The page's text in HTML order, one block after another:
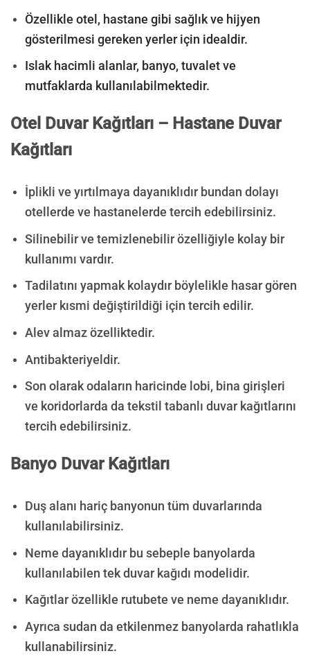
Özellikle otel, hastane gibi sağlık ve hijyen
gösterilmesi gereken yerler için idealdir.
Islak hacimli alanlar, banyo, tuvalet ve
mutfaklarda kullanılabilmektedir.
Otel Duvar Kağıtları – Hastane Duvar
Kağıtları
İplikli ve yırtılmaya dayanıklıdır bundan dolayı
otellerde ve hastanelerde tercih edebilirsiniz.
Silinebilir ve temizlenebilir özelliğiyle kolay bir
kullanımı vardır.
Tadilatını yapmak kolaydır böylelikle hasar gören
yerler kısmi değiştirildiği için tercih edilir.
Alev almaz özelliktedir.
Antibakteriyeldir.
Son olarak odaların haricinde lobi, bina girişleri
ve koridorlarda da tekstil tabanlı duvar kağıtlarını
tercih edebilirsiniz.
Banyo Duvar Kağıtları
Duş alanı hariç banyonun tüm duvarlarında
kullanılabilirsiniz.
Neme dayanıklıdır bu sebeple banyolarda
kullanılabilen tek duvar kağıdı modelidir.
Kağıtlar özellikle rutubete ve neme dayanıklıdır.
Ayrıca sudan da etkilenmez banyolarda rahatlıkla
kullanabilirsiniz.